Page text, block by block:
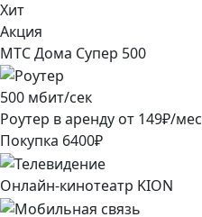
Хит
Акция
МТС Дома Супер 500
500 мбит/сек
Роутер в аренду от 149₽/мес
Покупка 6400₽
Онлайн-кинотеатр KION